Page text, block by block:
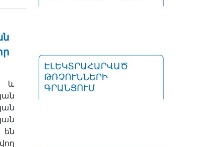
և
են
ԷԼԵԿՏՐԱՀԱՐՎԱԾ
ԹՌՉՈՒՆՆԵՐԻ
ԳՐԱՆՑՈՒՄ